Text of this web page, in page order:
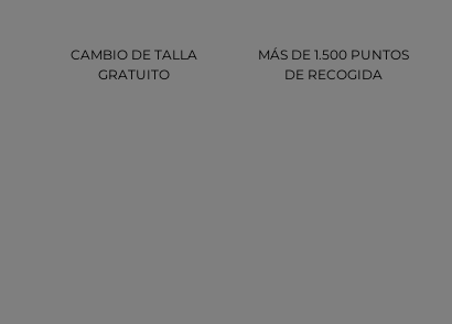
CAMBIO DE TALLA
GRATUITO
MÁS DE 1.500 PUNTOS
DE RECOGIDA